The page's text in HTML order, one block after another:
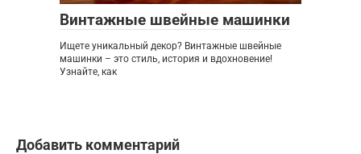
Винтажные швейные машинки
Ищете уникальный декор? Винтажные швейные
машинки – это стиль, история и вдохновение!
Узнайте, как
Добавить комментарий